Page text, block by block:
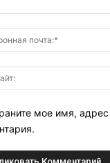
мое имя,